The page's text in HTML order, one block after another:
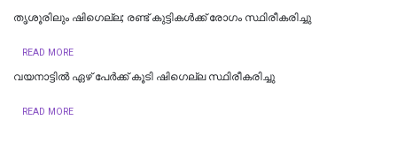
തൃശൂരിലും ഷിഗെല്ല; രണ്ട് കുട്ടികള്‍ക്ക് രോഗം സ്ഥിരീകരിച്ചു
READ MORE
വയനാട്ടില്‍ ഏഴ് പേര്‍ക്ക് കൂടി ഷിഗെല്ല സ്ഥിരീകരിച്ചു
READ MORE